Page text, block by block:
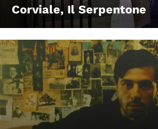
Corviale, Il Serpentone